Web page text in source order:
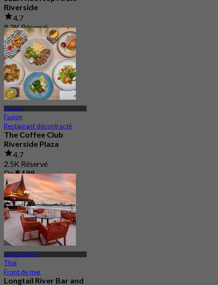
Riverside
4.7
8.3K Réservé
De฿ 1,995
Thonburi
Fusion
Restaurant décontracté
The Coffee Club
Riverside Plaza
4.7
2.5K Réservé
De฿ 189
Charoen Nakorn
Thaï
Front de mer
Longtail River Bar and